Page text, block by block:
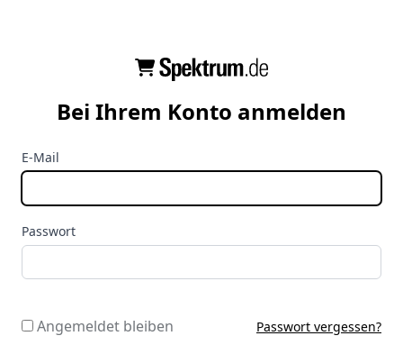
Bei Ihrem Konto anmelden
E-Mail
Passwort
Angemeldet bleiben Passwort vergessen?